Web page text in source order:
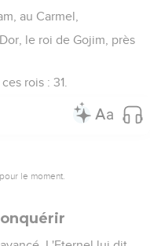
au Carmel,
le roi de Gojim, près
rois : 31.
le moment.